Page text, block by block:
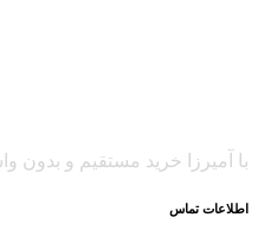
با آمیرزا خرید مستقیم و بدون
اطلاعات تماس